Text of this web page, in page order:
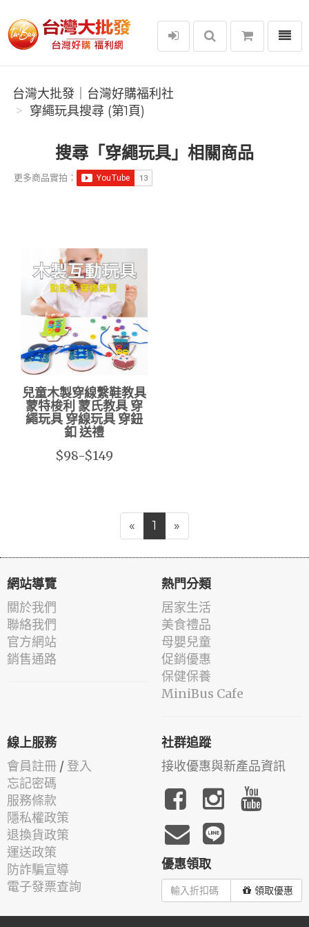
台灣大批發｜台灣好購福利社
選單
台灣大批發｜台灣好購福利社
穿繩玩具搜尋 (第1頁)
搜尋「穿繩玩具」相關商品
更多商品實拍：
兒童木製穿線繫鞋教具
蒙特梭利 蒙氏教具 穿
繩玩具 穿線玩具 穿鈕
釦 送禮
$98-$149
« 1 »
網站導覽
關於我們
聯絡我們
官方網站
銷售通路
熱門分類
居家生活
美食禮品
母嬰兒童
促銷優惠
保健保養
MiniBus Cafe
線上服務
會員註冊 / 登入
忘記密碼
服務條款
隱私權政策
退換貨政策
運送政策
防詐騙宣導
電子發票查詢
社群追蹤
接收優惠與新產品資訊
優惠領取
領取優惠